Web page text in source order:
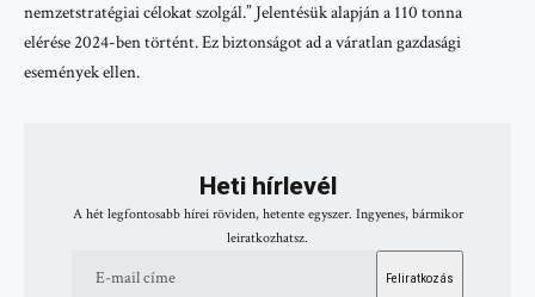
nemzetstratégiai célokat szolgál.” Jelentésük alapján a 110 tonna
elérése 2024-ben történt. Ez biztonságot ad a váratlan gazdasági
események ellen.
Heti hírlevél
A hét legfontosabb hírei röviden, hetente egyszer. Ingyenes, bármikor
leiratkozhatsz.